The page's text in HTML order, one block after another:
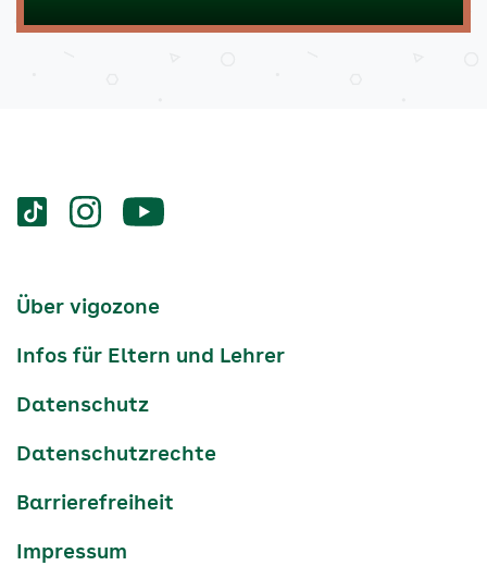
Services
Social-
vigozone.de
vigozone.devigozone.de
Services-
Über vigozone
Infos für Eltern und Lehrer
Datenschutz
Datenschutzrechte
Barrierefreiheit
Impressum